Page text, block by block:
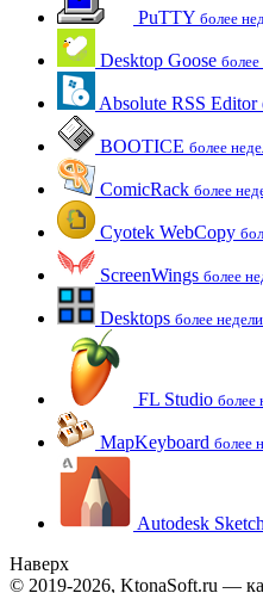
PuTTY более
Desktop Goose более
Absolute RSS Editor
BOOTICE более
ComicRack более
Cyotek WebCopy
ScreenWings более
Desktops более
FL Studio более
MapKeyboard более
Autodesk
Наверх
© 2019-2026, KtonaSoft.ru —